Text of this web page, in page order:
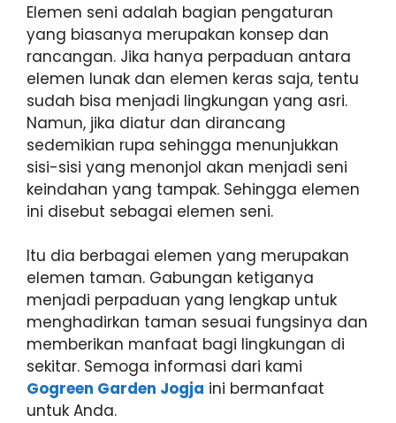
Elemen seni adalah bagian pengaturan
yang biasanya merupakan konsep dan
rancangan. Jika hanya perpaduan antara
elemen lunak dan elemen keras saja, tentu
sudah bisa menjadi lingkungan yang asri.
Namun, jika diatur dan dirancang
sedemikian rupa sehingga menunjukkan
sisi-sisi yang menonjol akan menjadi seni
keindahan yang tampak. Sehingga elemen
ini disebut sebagai elemen seni.
Itu dia berbagai elemen yang merupakan
elemen taman. Gabungan ketiganya
menjadi perpaduan yang lengkap untuk
menghadirkan taman sesuai fungsinya dan
memberikan manfaat bagi lingkungan di
sekitar. Semoga informasi dari kami
Gogreen Garden Jogja ini bermanfaat
untuk Anda.